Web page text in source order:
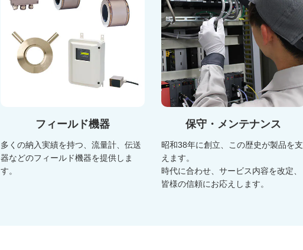
フィールド機器
多くの納入実績を持つ、流量計、伝送
器などのフィールド機器を提供しま
す。
保守・メンテナンス
昭和38年に創立、この歴史が製品を支
えます。
時代に合わせ、サービス内容を改定、
皆様の信頼にお応えします。